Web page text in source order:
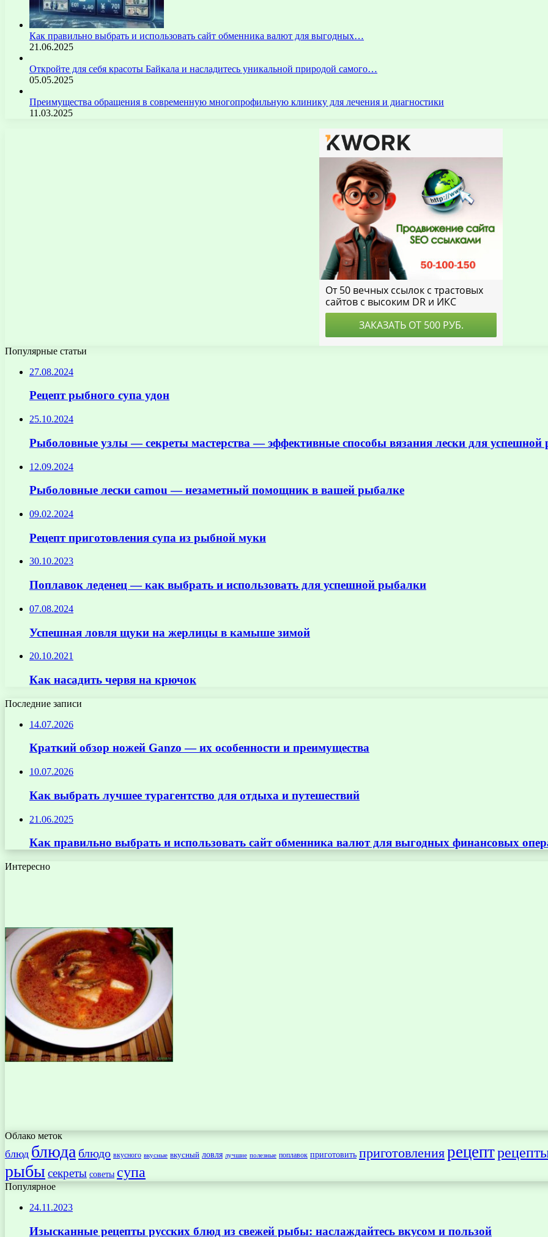
Как правильно выбрать и использовать сайт обменника валют для выгодных…
21.06.2025
Откройте для себя красоты Байкала и насладитесь уникальной природой самого…
05.05.2025
Преимущества обращения в современную многопрофильную клинику для лечения и диагностики
11.03.2025
Популярные статьи
27.08.2024
Рецепт рыбного супа удон
25.10.2024
Рыболовные узлы — секреты мастерства — эффективные способы вязания лески для успешной
12.09.2024
Рыболовные лески camou — незаметный помощник в вашей рыбалке
09.02.2024
Рецепт приготовления супа из рыбной муки
30.10.2023
Поплавок леденец — как выбрать и использовать для успешной рыбалки
07.08.2024
Успешная ловля щуки на жерлицы в камыше зимой
20.10.2021
Как насадить червя на крючок
Последние записи
14.07.2026
Краткий обзор ножей Ganzo — их особенности и преимущества
10.07.2026
Как выбрать лучшее турагентство для отдыха и путешествий
21.06.2025
Как правильно выбрать и использовать сайт обменника валют для выгодных финансовых
Интересно
Облако меток
блюд блюда блюдо вкусного вкусные вкусный ловля лучшие полезные поплавок приготовить приготовлениярецепт
рыбысекреты советы супа
Популярное
24.11.2023
Изысканные рецепты русских блюд из свежей рыбы: наслаждайтесь вкусом и пользой